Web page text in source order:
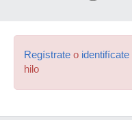
Regístrate o identifícate
hilo